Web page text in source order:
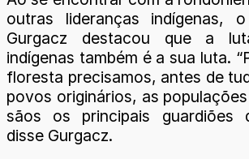
outras lideranças indígenas,
Gurgacz destacou que a
indígenas também é a sua luta.
floresta precisamos, antes de
povos originários, as
sãos os principais guardiões
disse Gurgacz.